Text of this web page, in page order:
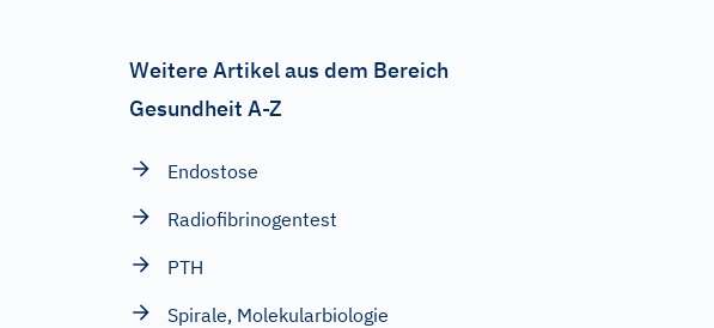
Weitere Artikel aus dem Bereich
Gesundheit A-Z
Endostose
Radiofibrinogentest
PTH
Spirale, Molekularbiologie